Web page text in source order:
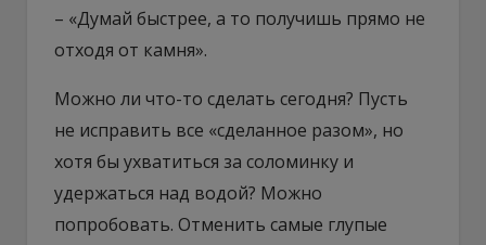
– «Думай быстрее, а то получишь прямо не
отходя от камня».
Можно ли что-то сделать сегодня? Пусть
не исправить все «сделанное разом», но
хотя бы ухватиться за соломинку и
удержаться над водой? Можно
попробовать. Отменить самые глупые